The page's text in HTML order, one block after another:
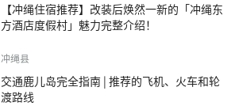
【冲绳住宿推荐】改装后焕然一新的「冲绳东
方酒店度假村」魅力完整介绍！
冲绳县
交通鹿儿岛完全指南 | 推荐的飞机、火车和轮
渡路线